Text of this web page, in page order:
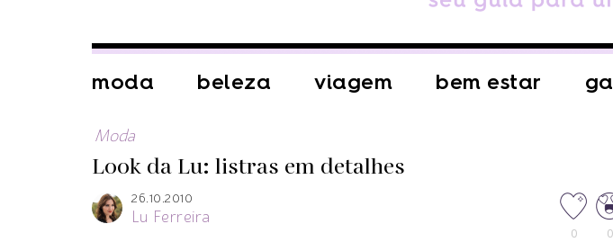
moda beleza viagem bem estar
Moda
Look da Lu: listras em detalhes
26.10.2010
Lu Ferreira
0 0